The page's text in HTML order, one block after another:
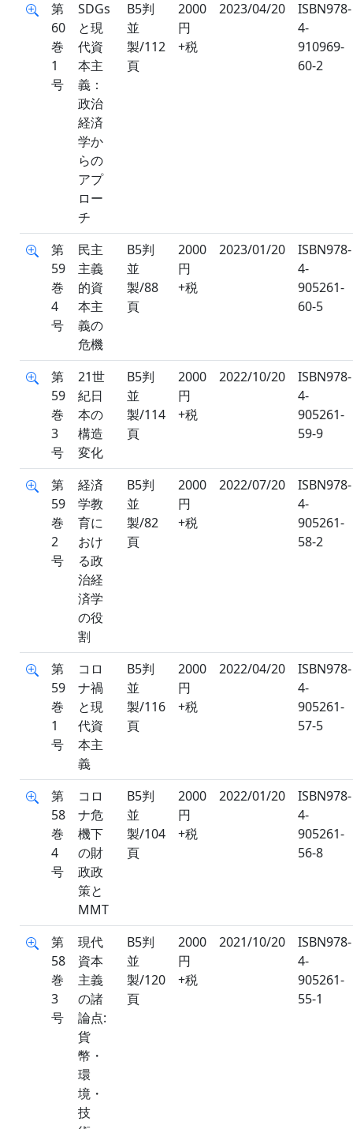
第
60
巻
1
号
SDGs
と現
代資
本主
義：
政治
経済
学か
らの
アプ
ロー
チ
B5判
並
製/112
頁
2000
円
+税
2023/04/20
ISBN978-
4-
910969-
60-2
第
59
巻
4
号
民主
主義
的資
本主
義の
危機
B5判
並
製/88
頁
2000
円
+税
2023/01/20
ISBN978-
4-
905261-
60-5
第
59
巻
3
号
21世
紀日
本の
構造
変化
B5判
並
製/114
頁
2000
円
+税
2022/10/20
ISBN978-
4-
905261-
59-9
第
59
巻
2
号
経済
学教
育に
おけ
る政
治経
済学
の役
割
B5判
並
製/82
頁
2000
円
+税
2022/07/20
ISBN978-
4-
905261-
58-2
第
59
巻
1
号
コロ
ナ禍
と現
代資
本主
義
B5判
並
製/116
頁
2000
円
+税
2022/04/20
ISBN978-
4-
905261-
57-5
第
58
巻
4
号
コロ
ナ危
機下
の財
政政
策と
MMT
B5判
並
製/104
頁
2000
円
+税
2022/01/20
ISBN978-
4-
905261-
56-8
第
58
巻
3
号
現代
資本
主義
の諸
論点:
貨
幣・
環
境・
技
B5判
並
製/120
頁
2000
円
+税
2021/10/20
ISBN978-
4-
905261-
55-1